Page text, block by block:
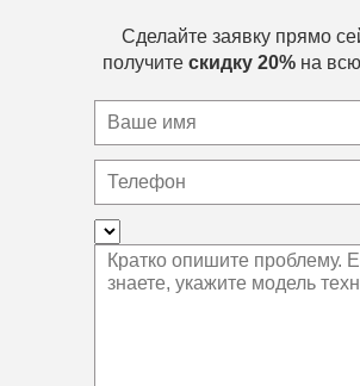
Сделайте заявку прямо
получите скидку 20% на